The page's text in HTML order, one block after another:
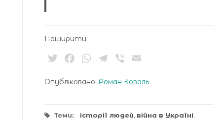
Поширити:
TwitterFacebookWhatsApp
Telegram
Viber
Опубліковано: Роман Коваль
Теми: історії людей війна в Україні